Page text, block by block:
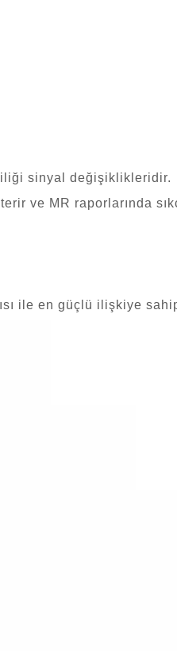
sinyal değişiklikleridir.
ve MR raporlarında
ile en güçlü ilişkiye